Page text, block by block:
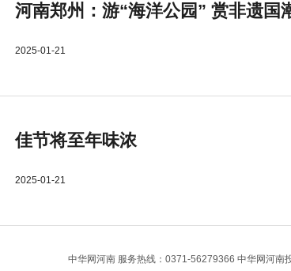
河南郑州：游“海洋公园” 赏非遗国
2025-01-21
佳节将至年味浓
2025-01-21
中华网河南服务热线：0371-56279366 中华网河南